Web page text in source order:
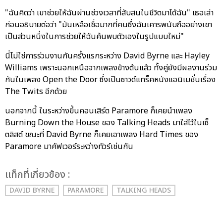
"ฉันคิดว่า เขาช่วยให้ฉันผ่านช่วงเวลาที่สับสนในชีวิตมาได้ฉัน" เธอเล่า
ก่อนอธิบายต่อว่า "มันเหลือเชื่อมากที่คนซึ่งฉันเคารพนับถืออย่างเขา
เป็นส่วนหนึ่งในการช่วยให้ฉันค้นพบตัวเองในรูปแบบใหม่"
นี่ไม่ใช่การร่วมงานกันครั้งแรกระหว่าง David Byrne และ Hayley
Williams เพราะนอกเหนือจากเพลงข้างต้นแล้ว ทั้งคู่ยังมีผลงานร่วม
กันในเพลง Open the Door ซึ่งเป็นซาวด์แทร็คหนังแอนิเมชั่นเรื่อง
The Twits อีกด้วย
นอกจากนี้ ในระหว่างขึ้นคอนเสิร์ต Paramore ก็เคยนำเพลง
Burning Down the House ของ Talking Heads มาใส่ไว้ในเซ็
ตลิสต์ ขณะที่ David Byrne ก็เคยเอาเพลง Hard Times ของ
Paramore มาคัฟเวอร์ระหว่างทัวร์เช่นกัน
เเท็กที่เกี่ยวข้อง :
DAVID BYRNE PARAMORE TALKING HEADS